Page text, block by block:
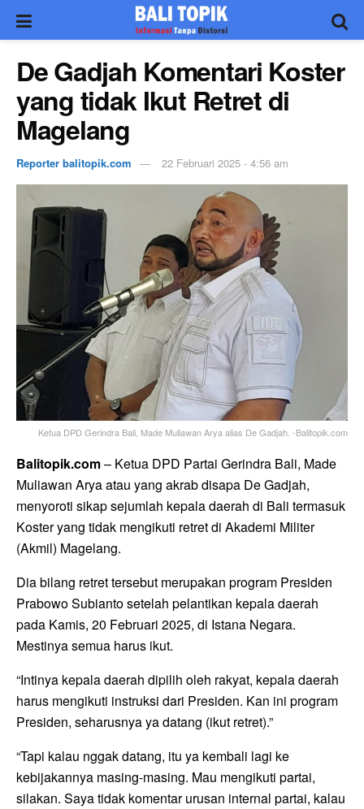
De Gadjah Komentari Koster
yang tidak Ikut Retret di
Magelang
Reporter balitopik.com 22 Februari 2025 - 4:56 am
Ketua DPD Gerindra Bali, Made Muliawan Arya alias De Gadjah. -Balitopik.com
Balitopik.com– Ketua DPD Partai Gerindra Bali, Made
Muliawan Arya atau yang akrab disapa De Gadjah,
menyoroti sikap sejumlah kepala daerah di Bali termasuk
Koster yang tidak mengikuti retret di Akademi Militer
(Akmil) Magelang.
Dia bilang retret tersebut merupakan program Presiden
Prabowo Subianto setelah pelantikan kepala daerah
pada Kamis, 20 Februari 2025, di Istana Negara.
Mestinya semua harus ikut.
“Intinya kepala daerah dipilih oleh rakyat, kepala daerah
harus mengikuti instruksi dari Presiden. Kan ini program
Presiden, seharusnya ya datang (ikut retret).”
“Tapi kalau nggak datang, itu ya kembali lagi ke
kebijakannya masing-masing. Mau mengikuti partai,
silakan. Saya tidak komentar urusan internal partai, kalau